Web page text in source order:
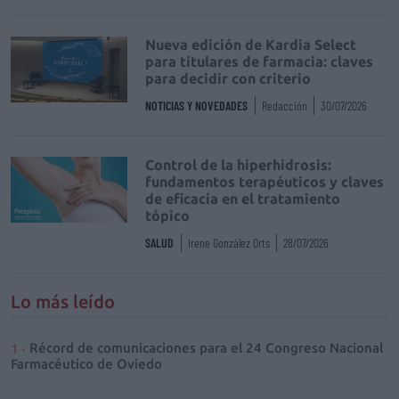
Nueva edición de Kardia Select
para titulares de farmacia: claves
para decidir con criterio
NOTICIAS Y NOVEDADES Redacción 30/07/2026
Control de la hiperhidrosis:
fundamentos terapéuticos y claves
de eficacia en el tratamiento
tópico
SALUD Irene González Orts 28/07/2026
Lo más leído
Récord de comunicaciones para el 24 Congreso Nacional
Farmacéutico de Oviedo